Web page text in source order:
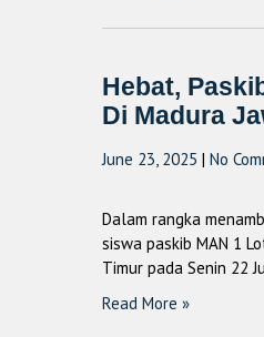
Hebat,
Di Madura
June 23, 2025 | No
Dalam rangka
siswa paskib MAN 1
Timur pada Senin 22
Read More »